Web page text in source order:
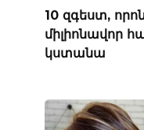
10 զգեստ,
միլիոնավոր
կստանա